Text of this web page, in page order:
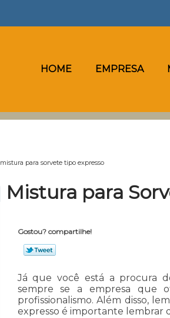
HOME EMPRESA
mistura para sorvete tipo expresso
Mistura para
Gostou? compartilhe!
Já que você está a procura
sempre se a empresa que
profissionalismo. Além disso,
expresso é importante lembrar